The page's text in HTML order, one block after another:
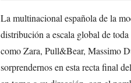
La multinacional española de la
distribución a escala global de
como Zara, Pull&Bear, Massimo
sorprendernos en esta recta final